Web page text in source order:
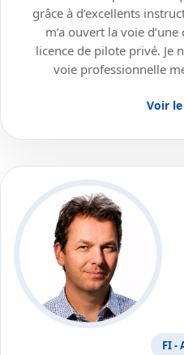
grâce à d’excellents
m’a ouvert la voie
licence de pilote privé. Je
voie professionnelle
Voir
FI -